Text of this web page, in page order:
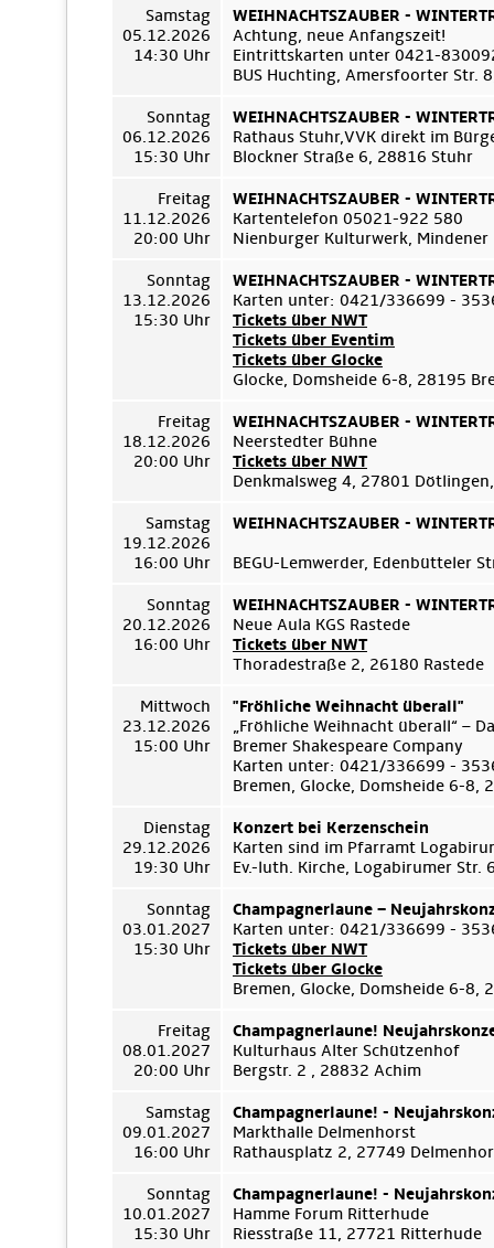
Samstag
05.12.2026
14:30 Uhr
WEIHNACHTSZAUBER -
Achtung, neue Anfangszeit!
Eintrittskarten unter 0421-
BUS Huchting, Amersfoorter Str.
Sonntag
06.12.2026
15:30 Uhr
WEIHNACHTSZAUBER -
Rathaus Stuhr,VVK direkt im
Blockner Straße 6, 28816 Stuhr
Freitag
11.12.2026
20:00 Uhr
WEIHNACHTSZAUBER -
Kartentelefon 05021-922 580
Nienburger Kulturwerk,
Sonntag
13.12.2026
15:30 Uhr
WEIHNACHTSZAUBER -
Karten unter: 0421/336699 -
Tickets über NWT
Tickets über Eventim
Tickets über Glocke
Glocke, Domsheide 6-8, 28195
Freitag
18.12.2026
20:00 Uhr
WEIHNACHTSZAUBER -
Neerstedter Bühne
Tickets über NWT
Denkmalsweg 4, 27801
Samstag
19.12.2026
16:00 Uhr
WEIHNACHTSZAUBER -
BEGU-Lemwerder, Edenbütteler
Sonntag
20.12.2026
16:00 Uhr
WEIHNACHTSZAUBER -
Neue Aula KGS Rastede
Tickets über NWT
Thoradestraße 2, 26180 Rastede
Mittwoch
23.12.2026
15:00 Uhr
"Fröhliche Weihnacht überall"
„Fröhliche Weihnacht überall“ –
Bremer Shakespeare Company
Karten unter: 0421/336699 -
Bremen, Glocke, Domsheide 6-8,
Dienstag
29.12.2026
19:30 Uhr
Konzert bei Kerzenschein
Karten sind im Pfarramt
Ev.-luth. Kirche, Logabirumer Str.
Sonntag
03.01.2027
15:30 Uhr
Champagnerlaune –
Karten unter: 0421/336699 -
Tickets über NWT
Tickets über Glocke
Bremen, Glocke, Domsheide 6-8,
Freitag
08.01.2027
20:00 Uhr
Champagnerlaune!
Kulturhaus Alter Schützenhof
Bergstr. 2 , 28832 Achim
Samstag
09.01.2027
16:00 Uhr
Champagnerlaune! -
Markthalle Delmenhorst
Rathausplatz 2, 27749
Sonntag
10.01.2027
15:30 Uhr
Champagnerlaune! -
Hamme Forum Ritterhude
Riesstraße 11, 27721 Ritterhude